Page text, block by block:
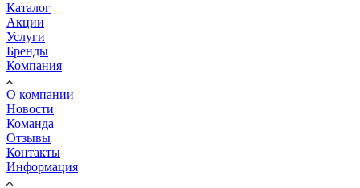
Каталог
Акции
Услуги
Бренды
Компания
О компании
Новости
Команда
Отзывы
Контакты
Информация